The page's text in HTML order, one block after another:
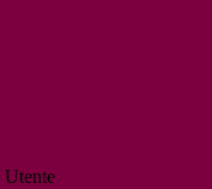
Utente